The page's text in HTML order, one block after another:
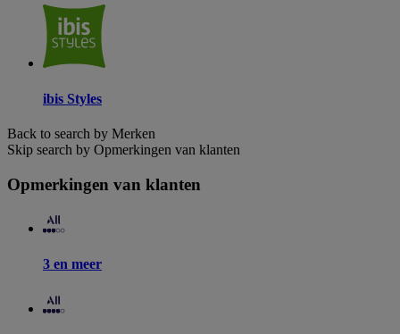
ibis Styles
Back to search by Merken
Skip search by Opmerkingen van klanten
Opmerkingen van klanten
3 en meer